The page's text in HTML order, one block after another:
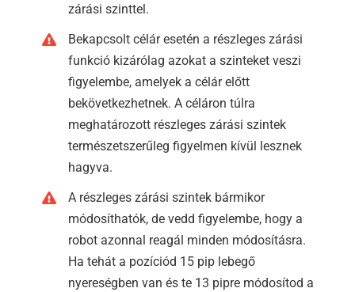
zárási szinttel.
Bekapcsolt célár esetén a részleges zárási
funkció kizárólag azokat a szinteket veszi
figyelembe, amelyek a célár előtt
bekövetkezhetnek. A céláron túlra
meghatározott részleges zárási szintek
természetszerűleg figyelmen kívül lesznek
hagyva.
A részleges zárási szintek bármikor
módosíthatók, de vedd figyelembe, hogy a
robot azonnal reagál minden módosításra.
Ha tehát a pozíciód 15 pip lebegő
nyereségben van és te 13 pipre módosítod a